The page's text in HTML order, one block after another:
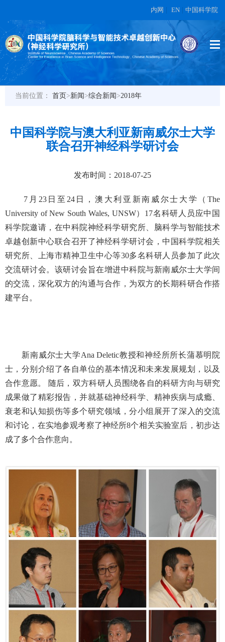
内网 EN 中国科学院
当前位置： 首页>新闻>综合新闻>2018年
中国科学院与澳大利亚新南威尔士大学
联合召开神经科学研讨会
发布时间：2018-07-25
7月23日至24日，澳大利亚新南威尔士大学（The
University of New South Wales, UNSW）17名科研人员应中国
科学院邀请，在中科院神经科学研究所、脑科学与智能技术
卓越创新中心联合召开了神经科学研讨会，中国科学院相关
研究所、上海市精神卫生中心等30多名科研人员参加了此次
交流研讨会。该研讨会旨在增进中科院与新南威尔士大学间
的交流，深化双方的沟通与合作，为双方的长期科研合作搭
建平台。
新南威尔士大学Ana Deletic教授和神经所所长蒲慕明院
士，分别介绍了各自单位的基本情况和未来发展规划，以及
合作意愿。 随后，双方科研人员围绕各自的科研方向与研究
成果做了精彩报告，并就基础神经科学、精神疾病与成瘾、
衰老和认知损伤等多个研究领域，分小组展开了深入的交流
和讨论，在实地参观考察了神经所8个相关实验室后，初步达
成了多个合作意向。